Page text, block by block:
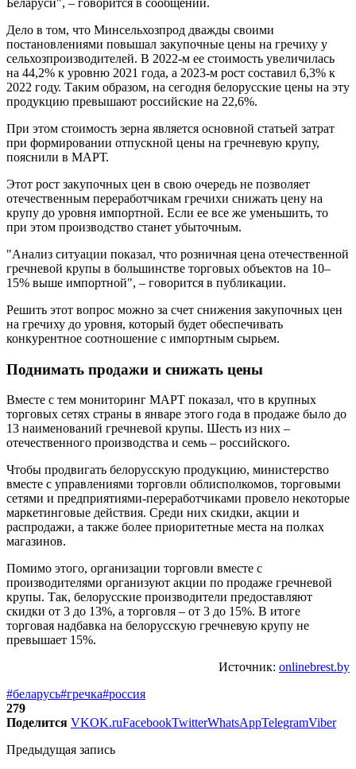
Дело в том, что Минсельхозпрод дважды своими
постановлениями повышал закупочные цены на гречиху у
сельхозпроизводителей. В 2022-м ее стоимость увеличилась
на 44,2% к уровню 2021 года, а 2023-м рост составил 6,3% к
2022 году. Таким образом, на сегодня белорусские цены на эту
продукцию превышают российские на 22,6%.
При этом стоимость зерна является основной статьей затрат
при формировании отпускной цены на гречневую крупу,
пояснили в МАРТ.
Этот рост закупочных цен в свою очередь не позволяет
отечественным переработчикам гречихи снижать цену на
крупу до уровня импортной. Если ее все же уменьшить, то
при этом производство станет убыточным.
"Анализ ситуации показал, что розничная цена отечественной
гречневой крупы в большинстве торговых объектов на 10–
15% выше импортной", – говорится в публикации.
Решить этот вопрос можно за счет снижения закупочных цен
на гречиху до уровня, который будет обеспечивать
конкурентное соотношение с импортным сырьем.
Поднимать продажи и снижать цены
Вместе с тем мониторинг МАРТ показал, что в крупных
торговых сетях страны в январе этого года в продаже было до
13 наименований гречневой крупы. Шесть из них –
отечественного производства и семь – российского.
Чтобы продвигать белорусскую продукцию, министерство
вместе с управлениями торговли облисполкомов, торговыми
сетями и предприятиями-переработчиками провело некоторые
маркетинговые действия. Среди них скидки, акции и
распродажи, а также более приоритетные места на полках
магазинов.
Помимо этого, организации торговли вместе с
производителями организуют акции по продаже гречневой
крупы. Так, белорусские производители предоставляют
скидки от 3 до 13%, а торговля – от 3 до 15%. В итоге
торговая надбавка на белорусскую гречневую крупу не
превышает 15%.
Источник: onlinebrest.by
#беларусь#гречка#россия
279
Поделится VKOK.ruFacebookTwitterWhatsAppTelegramViber
Предыдущая запись